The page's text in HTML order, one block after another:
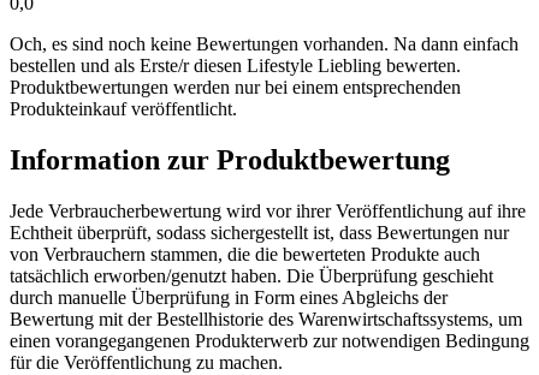
Och, es sind noch keine Bewertungen vorhanden. Na dann einfach
bestellen und als Erste/r diesen Lifestyle Liebling bewerten.
Produktbewertungen werden nur bei einem entsprechenden
Produkteinkauf veröffentlicht.
Information zur Produktbewertung
Jede Verbraucherbewertung wird vor ihrer Veröffentlichung auf ihre
Echtheit überprüft, sodass sichergestellt ist, dass Bewertungen nur
von Verbrauchern stammen, die die bewerteten Produkte auch
tatsächlich erworben/genutzt haben. Die Überprüfung geschieht
durch manuelle Überprüfung in Form eines Abgleichs der
Bewertung mit der Bestellhistorie des Warenwirtschaftssystems, um
einen vorangegangenen Produkterwerb zur notwendigen Bedingung
für die Veröffentlichung zu machen.